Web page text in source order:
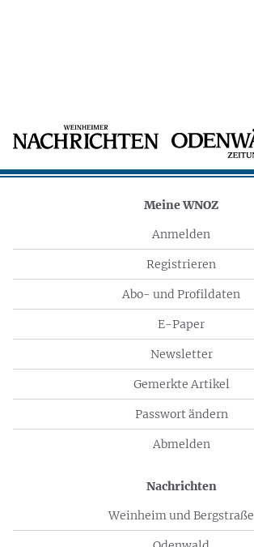
Meine WNOZ
Anmelden
Registrieren
Abo- und Profildaten
E-Paper
Newsletter
Gemerkte Artikel
Passwort ändern
Abmelden
Nachrichten
Weinheim und Bergstraße